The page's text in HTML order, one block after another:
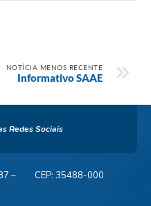
NOTÍCIA MENOS RECENTE
Informativo SAAE
Redes Sociais
–
CEP: 35488-000